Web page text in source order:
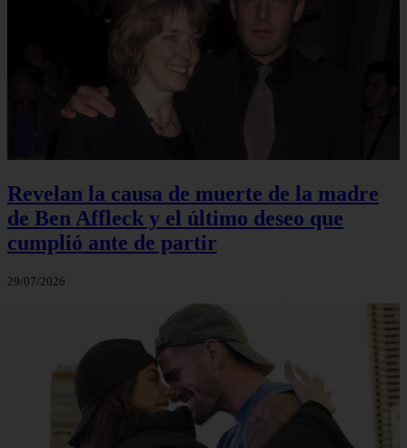
Revelan la causa de muerte de la madre
de Ben Affleck y el último deseo que
cumplió ante de partir
29/07/2026